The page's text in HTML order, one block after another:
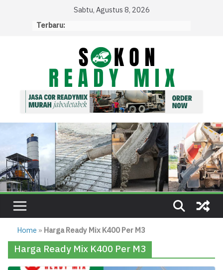
Sabtu, Agustus 8, 2026
Terbaru:
Home » Harga Ready Mix K400 Per M3
Harga Ready Mix K400 Per M3